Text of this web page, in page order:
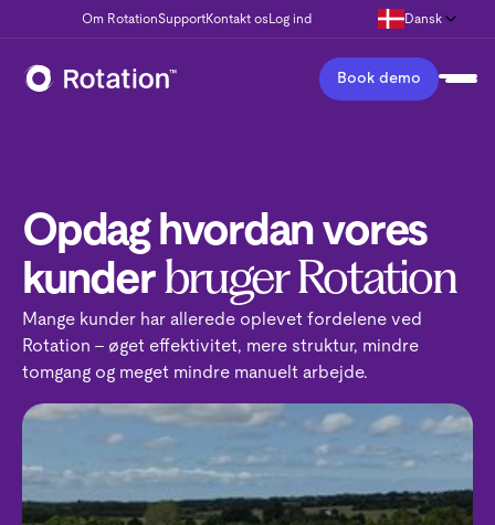
Om RotationSupportKontakt os Log ind Dansk
Book demo
Opdag hvordan vores
kunder bruger Rotation
Mange kunder har allerede oplevet fordelene ved
Rotation - øget effektivitet, mere struktur, mindre
tomgang og meget mindre manuelt arbejde.